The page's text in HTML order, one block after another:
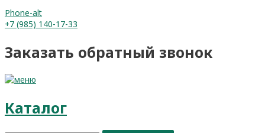
Phone-alt
+7 (985) 140-17-33
Заказать обратный звонок
Каталог